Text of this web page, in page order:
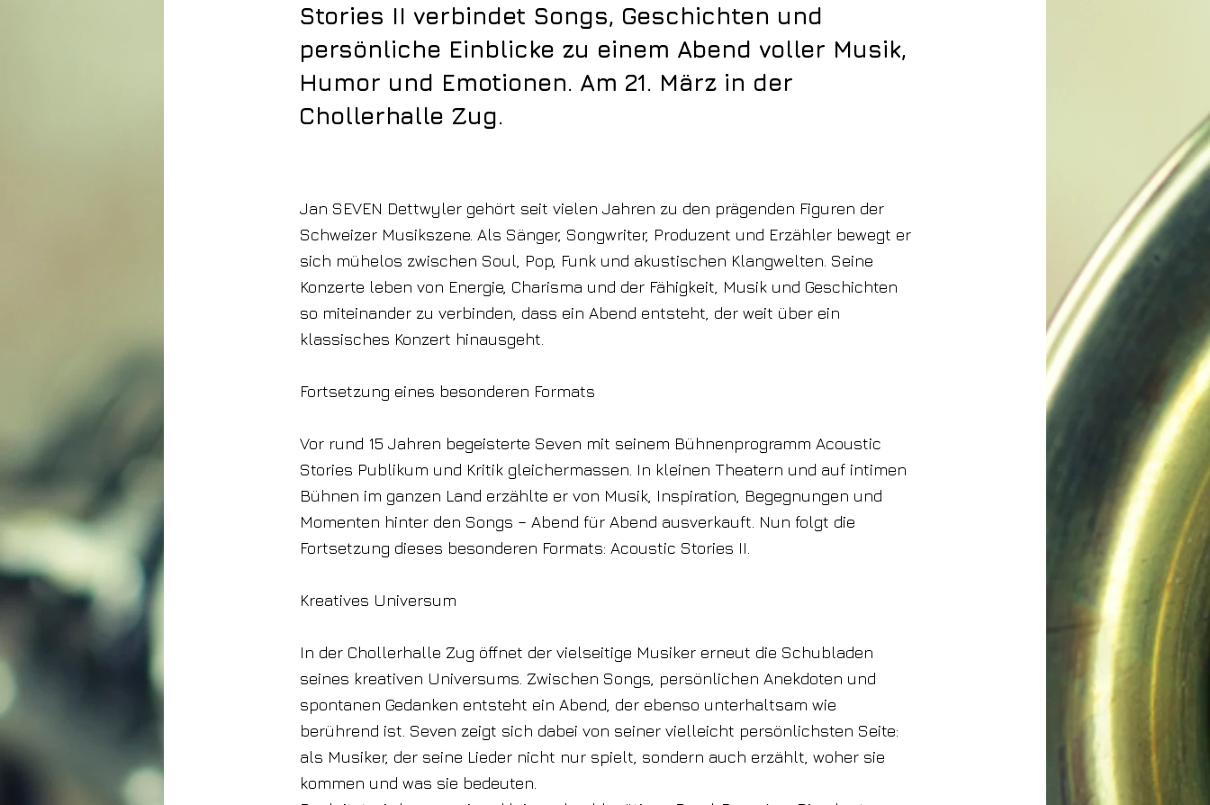
Stories II verbindet Songs, Geschichten und
persönliche Einblicke zu einem Abend voller Musik,
Humor und Emotionen. Am 21. März in der
Chollerhalle Zug.
Jan SEVEN Dettwyler gehört seit vielen Jahren zu den prägenden Figuren der
Schweizer Musikszene. Als Sänger, Songwriter, Produzent und Erzähler bewegt er
sich mühelos zwischen Soul, Pop, Funk und akustischen Klangwelten. Seine
Konzerte leben von Energie, Charisma und der Fähigkeit, Musik und Geschichten
so miteinander zu verbinden, dass ein Abend entsteht, der weit über ein
klassisches Konzert hinausgeht.
Fortsetzung eines besonderen Formats
Vor rund 15 Jahren begeisterte Seven mit seinem Bühnenprogramm Acoustic
Stories Publikum und Kritik gleichermassen. In kleinen Theatern und auf intimen
Bühnen im ganzen Land erzählte er von Musik, Inspiration, Begegnungen und
Momenten hinter den Songs – Abend für Abend ausverkauft. Nun folgt die
Fortsetzung dieses besonderen Formats: Acoustic Stories II.
Kreatives Universum
In der Chollerhalle Zug öffnet der vielseitige Musiker erneut die Schubladen
seines kreativen Universums. Zwischen Songs, persönlichen Anekdoten und
spontanen Gedanken entsteht ein Abend, der ebenso unterhaltsam wie
berührend ist. Seven zeigt sich dabei von seiner vielleicht persönlichsten Seite:
als Musiker, der seine Lieder nicht nur spielt, sondern auch erzählt, woher sie
kommen und was sie bedeuten.